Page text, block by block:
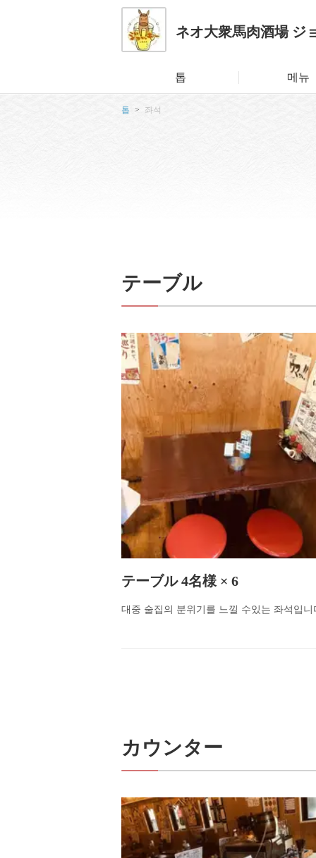
ネオ大衆馬肉酒場 ジ
톱 메뉴
톱 좌석
テーブル
テーブル 4名様 × 6
대중 술집의 분위기를 느낄 수있는 좌석입니
カウンター